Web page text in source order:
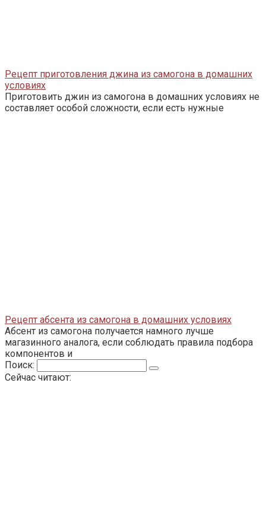
Рецепт приготовления джина из самогона в домашних
условиях
Приготовить джин из самогона в домашних условиях не
составляет особой сложности, если есть нужные
Рецепт абсента из самогона в домашних условиях
Абсент из самогона получается намного лучше
магазинного аналога, если соблюдать правила подбора
компонентов и
Поиск:
Сейчас читают: